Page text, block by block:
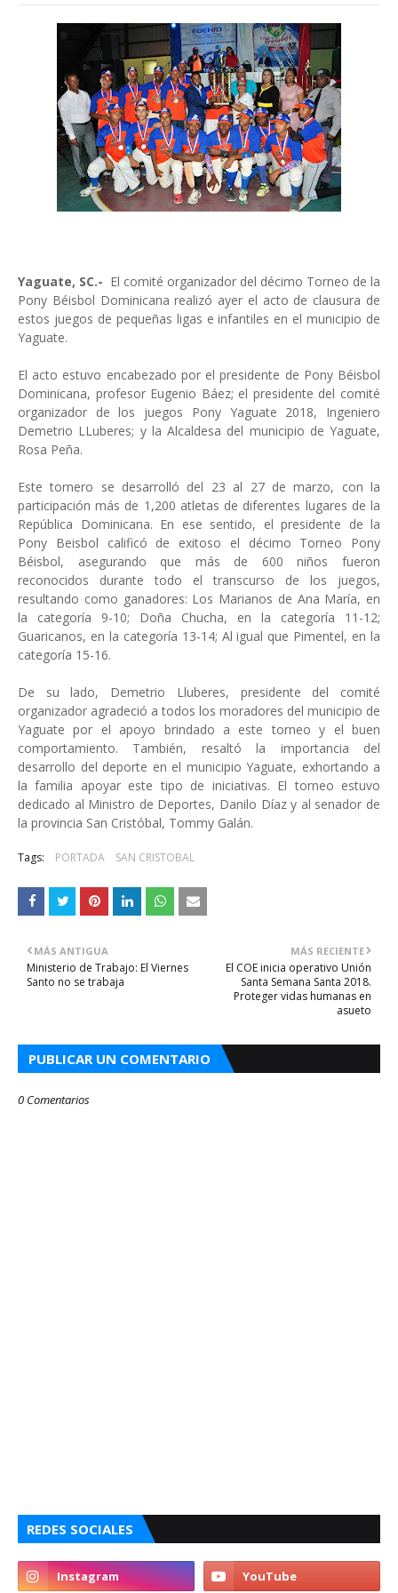
Yaguate, SC.- El comité organizador del décimo Torneo de la
Pony Béisbol Dominicana realizó ayer el acto de clausura de
estos juegos de pequeñas ligas e infantiles en el municipio de
Yaguate.
El acto estuvo encabezado por el presidente de Pony Béisbol
Dominicana, profesor Eugenio Báez; el presidente del comité
organizador de los juegos Pony Yaguate 2018, Ingeniero
Demetrio LLuberes; y la Alcaldesa del municipio de Yaguate,
Rosa Peña.
Este tornero se desarrolló del 23 al 27 de marzo, con la
participación más de 1,200 atletas de diferentes lugares de la
República Dominicana. En ese sentido, el presidente de la
Pony Beisbol calificó de exitoso el décimo Torneo Pony
Béisbol, asegurando que más de 600 niños fueron
reconocidos durante todo el transcurso de los juegos,
resultando como ganadores: Los Marianos de Ana María, en
la categoría 9-10; Doña Chucha, en la categoría 11-12;
Guaricanos, en la categoría 13-14; Al igual que Pimentel, en la
categoría 15-16.
De su lado, Demetrio Lluberes, presidente del comité
organizador agradeció a todos los moradores del municipio de
Yaguate por el apoyo brindado a este torneo y el buen
comportamiento. También, resaltó la importancia del
desarrollo del deporte en el municipio Yaguate, exhortando a
la familia apoyar este tipo de iniciativas. El torneo estuvo
dedicado al Ministro de Deportes, Danilo Díaz y al senador de
la provincia San Cristóbal, Tommy Galán.
Tags: PORTADA SAN CRISTOBAL
MÁS RECIENTE
El COE inicia operativo Unión
Santa Semana Santa 2018.
Proteger vidas humanas en
asueto
MÁS ANTIGUA
Ministerio de Trabajo: El Viernes
Santo no se trabaja
PUBLICAR UN COMENTARIO
0 Comentarios
REDES SOCIALES